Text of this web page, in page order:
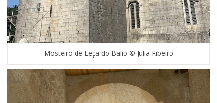
Mosteiro de Leça do Balio © Julia Ribeiro